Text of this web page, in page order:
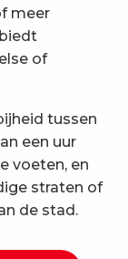
meer
of
tussen
een uur
voeten, en
straten of
de stad.